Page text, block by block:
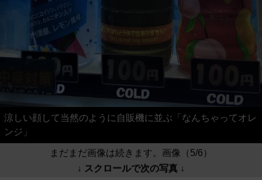
涼しい顔して当然のように自販機に並ぶ「なんちゃってオレ
ンジ」
まだまだ画像は続きます。画像（5/6）
↓ スクロールで次の写真 ↓